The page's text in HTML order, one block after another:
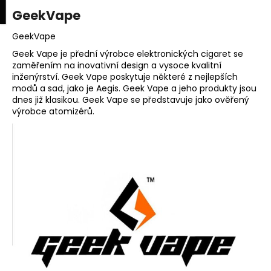
Přejít
na
obsah
GeekVape
GeekVape
Geek Vape je přední výrobce elektronických cigaret se
zaměřením na inovativní design a vysoce kvalitní
inženýrství. Geek Vape poskytuje některé z nejlepších
modů a sad, jako je Aegis. Geek Vape a jeho produkty jsou
dnes již klasikou. Geek Vape se představuje jako ověřený
výrobce atomizérů.
o
C
o
p
o
t